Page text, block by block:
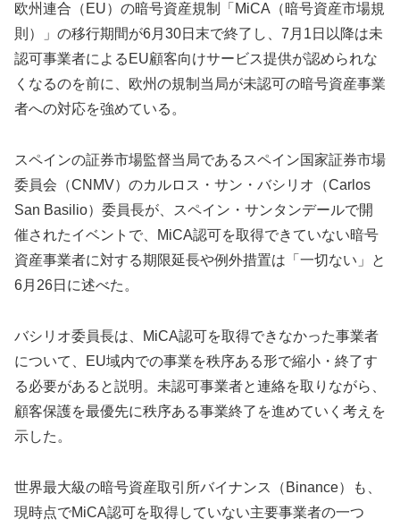
欧州連合（EU）の暗号資産規制「MiCA（暗号資産市場規
則）」の移行期間が6月30日末で終了し、7月1日以降は未
認可事業者によるEU顧客向けサービス提供が認められな
くなるのを前に、欧州の規制当局が未認可の暗号資産事業
者への対応を強めている。
スペインの証券市場監督当局であるスペイン国家証券市場
委員会（CNMV）のカルロス・サン・バシリオ（Carlos
San Basilio）委員長が、スペイン・サンタンデールで開
催されたイベントで、MiCA認可を取得できていない暗号
資産事業者に対する期限延長や例外措置は「一切ない」と
6月26日に述べた。
バシリオ委員長は、MiCA認可を取得できなかった事業者
について、EU域内での事業を秩序ある形で縮小・終了す
る必要があると説明。未認可事業者と連絡を取りながら、
顧客保護を最優先に秩序ある事業終了を進めていく考えを
示した。
世界最大級の暗号資産取引所バイナンス（Binance）も、
現時点でMiCA認可を取得していない主要事業者の一つ